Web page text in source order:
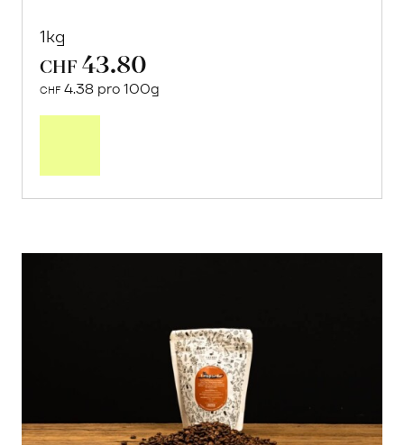
1kg
CHF 43.80
CHF 4.38 pro 100g